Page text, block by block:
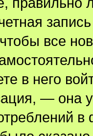
все
в него
— она